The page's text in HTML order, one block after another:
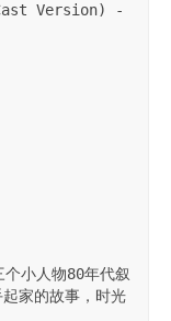
Version) -
小人物80年代叙
家的故事，时光